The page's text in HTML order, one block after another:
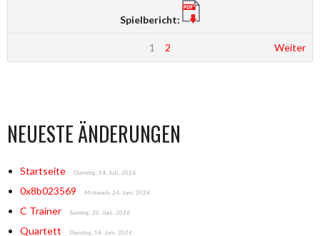
Spielbericht:
1 2 Weiter
NEUESTE ÄNDERUNGEN
Startseite Dienstag, 14. Juli. 2026
0x8b023569 Mittwoch, 24. Juni. 2026
C Trainer Samstag, 20. Juni. 2026
Quartett Dienstag, 16. Juni. 2026